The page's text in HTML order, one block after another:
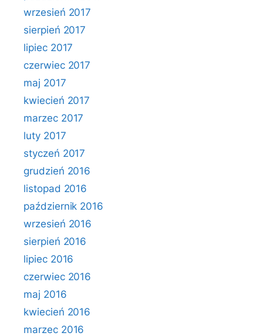
wrzesień 2017
sierpień 2017
lipiec 2017
czerwiec 2017
maj 2017
kwiecień 2017
marzec 2017
luty 2017
styczeń 2017
grudzień 2016
listopad 2016
październik 2016
wrzesień 2016
sierpień 2016
lipiec 2016
czerwiec 2016
maj 2016
kwiecień 2016
marzec 2016